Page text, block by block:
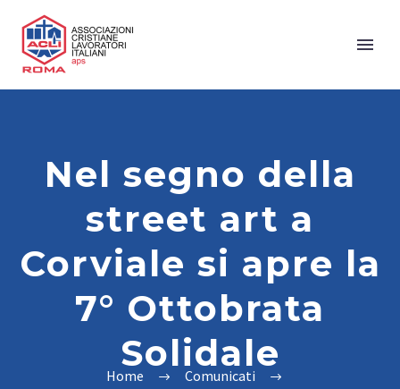
Nel segno della
street art a
Corviale si apre la
7° Ottobrata
Solidale
Home
Comunicati